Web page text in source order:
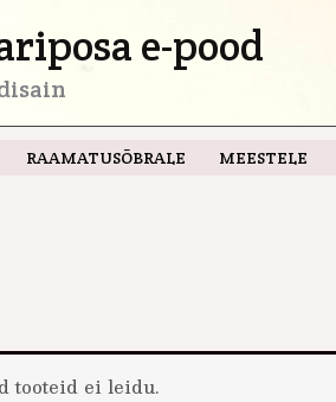
e-pood
RAAMATUSÕBRALE MEESTELE
tooteid ei leidu.